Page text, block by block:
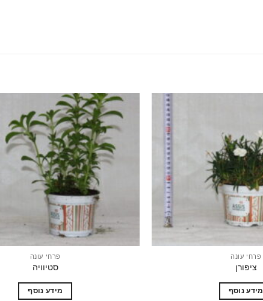
הוסף
לרשימת
המשאלות
פרחי עונה
ציפורן
מידע נוסף
פרחי עונה
סטיוויה
מידע נוסף